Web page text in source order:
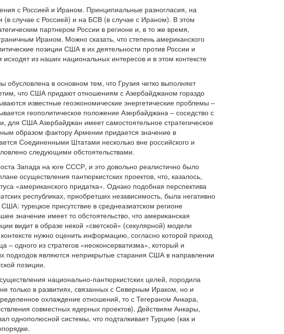
с Россией и Ираном. Принципиальные разногласия, на
случае с Россией) и на БСВ (в случае с Ираном). В этом
партнером России в регионе и, в то же время,
Ираном. Можно сказать, что степень американского
позиции США в их деятельности против России и
из наших национальных интересов и в этом контексте
обусловлена в основном тем, что Грузия четко выполняет
что США придают отношениям с Азербайджаном гораздо
известные геоэкономические энергетические проблемы –
геополитическое положение Азербайджана – соседство с
для США Азербайджан имеет самостоятельное стратегическое
образом фактору Армении придается значение в
Соединенными Штатами несколько вне российского и
следующими обстоятельствами.
Запада на юге СССР, и это довольно реалистично было
осуществления пантюркистских проектов, что, казалось,
«американского придатка». Однако подобная перспектива
республиках, приобретших независимость, была негативно
турецкое присутствие в среднеазиатском регионе
значение имеет то обстоятельство, что американская
видит в образе некой «светской» (секулярной) модели
нужно оценить информацию, согласно которой приход
одного из стратегов «неоконсерватизма», который и
подходов являются неприкрытые старания США в направлении
позиции.
национально-пантюркистских целей, породила
только в развитиях, связанных с Северным Ираком, но и
охлаждение отношений, то с Тегераном Анкара,
совместных ядерных проектов). Действиям Анкары,
однополюсной системы, что подталкивает Турцию (как и